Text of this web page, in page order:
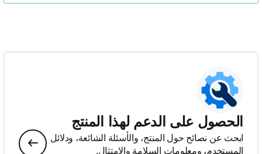
الحصول على الدعم لهذا المنتج
ابحث عن نصائح حول المنتج، والأسئلة الشائعة، ودلائل
المستخدم، ومعلومات السلامة والامتثال.